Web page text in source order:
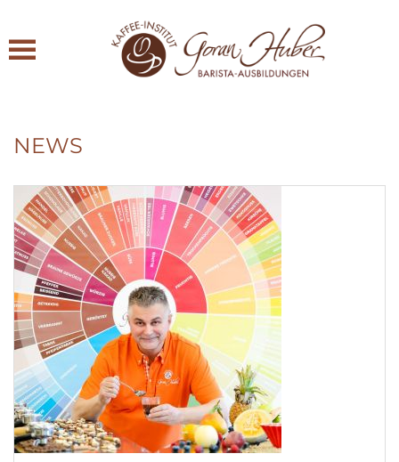
Zum Hauptinhalt springen
NEWS